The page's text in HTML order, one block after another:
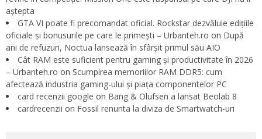
aștepta
GTA VI poate fi precomandat oficial. Rockstar dezvăluie edițiile
oficiale și bonusurile pe care le primești – Urbanteh.ro on După
ani de refuzuri, Noctua lansează în sfârșit primul său AIO
Cât RAM este suficient pentru gaming și productivitate în 2026
– Urbanteh.ro on Scumpirea memoriilor RAM DDR5: cum
afectează industria gaming-ului și piața componentelor PC
card recenzii google on Bang & Olufsen a lansat Beolab 8
cardrecenzii on Fossil renunta la diviza de Smartwatch-uri